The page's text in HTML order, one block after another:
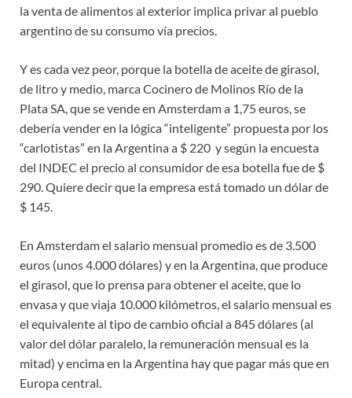
la venta de alimentos al exterior implica privar al pueblo
argentino de su consumo vía precios.
Y es cada vez peor, porque la botella de aceite de girasol,
de litro y medio, marca Cocinero de Molinos Río de la
Plata SA, que se vende en Amsterdam a 1,75 euros, se
debería vender en la lógica “inteligente” propuesta por los
“carlotistas” en la Argentina a $ 220 y según la encuesta
del INDEC el precio al consumidor de esa botella fue de $
290. Quiere decir que la empresa está tomado un dólar de
$ 145.
En Amsterdam el salario mensual promedio es de 3.500
euros (unos 4.000 dólares) y en la Argentina, que produce
el girasol, que lo prensa para obtener el aceite, que lo
envasa y que viaja 10.000 kilómetros, el salario mensual es
el equivalente al tipo de cambio oficial a 845 dólares (al
valor del dólar paralelo, la remuneración mensual es la
mitad) y encima en la Argentina hay que pagar más que en
Europa central.